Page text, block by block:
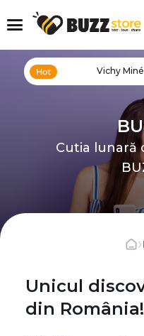
Vichy
Cutia lunară
›
Unicul
din România!